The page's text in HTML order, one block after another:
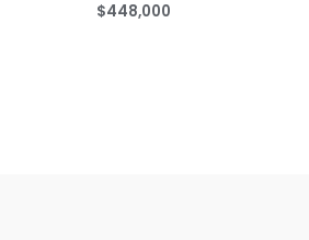
$448,000